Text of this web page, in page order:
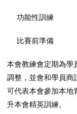
功能性訓練
比賽前準備
本會教練會定期為學
調整，並會和學員商
可代表本會參加本地
升本會精英訓練。